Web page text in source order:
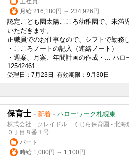
月給 216,180円 ～ 234,926円
認定こども園太陽こころ幼稚園で、未満
いただきます。
正職員でのお仕事なので、シフトで勤務
・こころノートの記入（連絡ノート）
・週案、月案、年間計画の作成・... ハ
12542461
受理日：7月23日 有効期限：9月30日
保育士 - 新着 - ハローワーク札幌東
株式会社 クレイドル くじら保育園 - 北海
０丁目８番１号
パート
時給 1,080円 ～ 1,100円